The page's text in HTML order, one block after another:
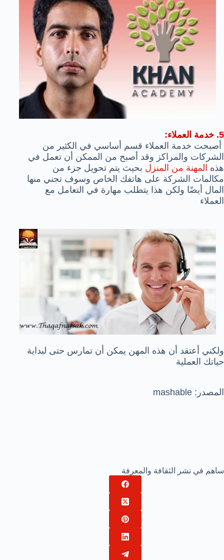
5. خدمة العملاء:
أصبحت خدمة العملاء قسم أساسي في الكثير من
الشركات والمراكز وقد أصبح من الممكن أن تعمل في
هذه المهنة من المنزل بحيث يتم تحويل جزء من
مكالمات الشركة على هاتفك الخاص وسوف تجني منها
المال أيضًا ولكن هذا يتطلب مهارة في التعامل مع
العملاء
ولكني أعتقد أن هذه المهن يمكن أن تمارس حتى لبداية
حياتك العملية
المصدر: mashable
ساهم في نشر الثقافة والمعرفة